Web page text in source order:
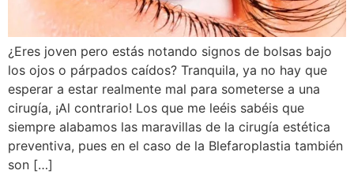
¿Eres joven pero estás notando signos de bolsas bajo
los ojos o párpados caídos? Tranquila, ya no hay que
esperar a estar realmente mal para someterse a una
cirugía, ¡Al contrario! Los que me leéis sabéis que
siempre alabamos las maravillas de la cirugía estética
preventiva, pues en el caso de la Blefaroplastia también
son […]